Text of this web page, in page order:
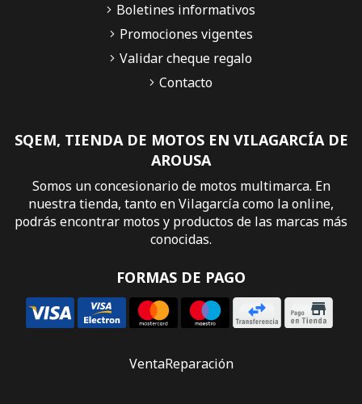
SQEM, TIENDA DE MOTOS EN VILAGARCÍA DE
AROUSA
Somos un concesionario de motos multimarca. En
nuestra tienda, tanto en Vilagarcía como la online,
podrás encontrar motos y productos de las marcas más
conocidas.
FORMAS DE PAGO
Boletines informativos
Promociones vigentes
Validar cheque regalo
Contacto
VentaReparación